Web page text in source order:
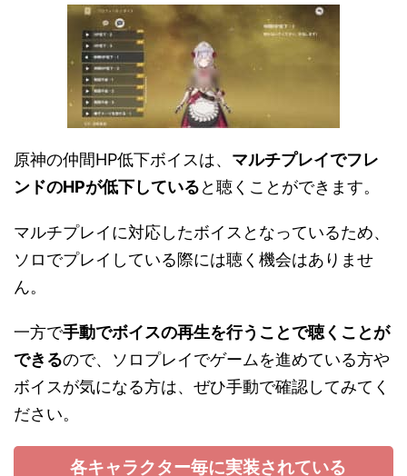
原神の仲間HP低下ボイスは、 マルチプレイでフレ
ンドのHPが低下していると聴くことができます。
マルチプレイに対応したボイスとなっているため、
ソロでプレイしている際には聴く機会はありませ
ん。
一方で手動でボイスの再生を行うことで聴くことが
できるので、ソロプレイでゲームを進めている方や
ボイスが気になる方は、ぜひ手動で確認してみてく
ださい。
各キャラクター毎に実装されている